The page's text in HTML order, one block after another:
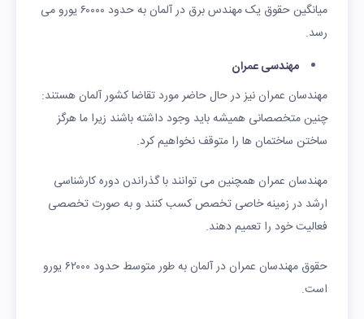
میانگین حقوق یک مهندس برق در آلمان به حدود ۶۰۰۰۰ یورو می
رسد.
مهندسی عمران
مهندسان عمران نیز در حال حاضر مورد تقاضا کشور آلمان هستند:
چنین متخصصانی همیشه باید وجود داشته باشند زیرا ما هرگز
ساختن ساختمان ها را متوقف نخواهیم کرد.
مهندسان عمران همچنین می توانند با گذراندن دوره کارشناسی
ارشد در زمینه خاصی تخصص کسب کنند و به صورت تخصصی
فعالیت خود را تعمیم دهند.
حقوق مهندسان عمران در آلمان به طور متوسط ​​حدود ۶۲۰۰۰ یورو
است.